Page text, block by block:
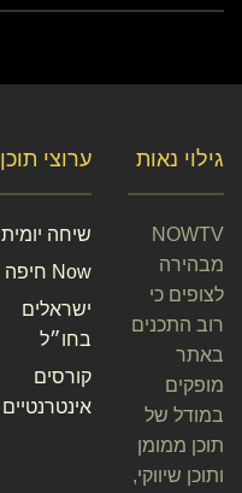
ערוצי תוכן
שיחה יומית
Now חיפה
ישראלים
בחו״ל
קורסים
אינטרנטיים
גילוי נאות
NOWTV
מבהירה
לצופים כי
רוב התכנים
באתר
מופקים
במודל של
תוכן ממומן
ותוכן שיווקי,